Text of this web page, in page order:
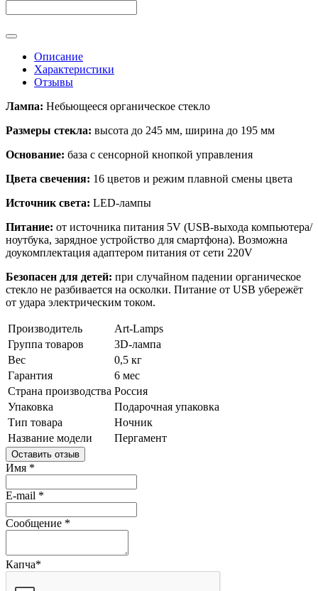
Описание
Характеристики
Отзывы
Лампа: Небьющееся органическое стекло
Размеры стекла: высота до 245 мм, ширина до 195 мм
Основание: база с сенсорной кнопкой управления
Цвета свечения: 16 цветов и режим плавной смены цвета
Источник света: LED-лампы
Питание: от источника питания 5V (USB-выхода компьютера/
ноутбука, зарядное устройство для смартфона). Возможна
доукомплектация адаптером питания от сети 220V
Безопасен для детей: при случайном падении органическое
стекло не разбивается на осколки. Питание от USB убережёт
от удара электрическим током.
Производитель
Art-Lamps
Группа товаров
3D-лампа
Вес
0,5 кг
Гарантия
6 мес
Страна производства Россия
Упаковка
Подарочная упаковка
Тип товара
Ночник
Название модели
Пергамент
Оставить отзыв
Имя *
E-mail *
Сообщение *
Капча*